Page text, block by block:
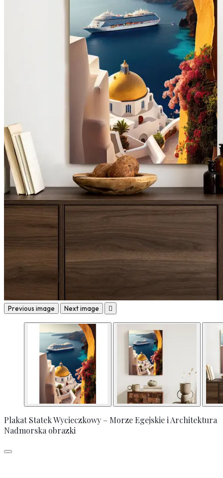
Previous image Next image 
Plakat Statek Wycieczkowy – Morze Egejskie i Architektura
Nadmorska obrazki